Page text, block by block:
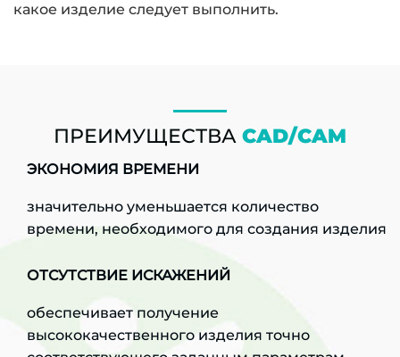
какое изделие следует выполнить.
ПРЕИМУЩЕСТВА CAD/CAM
ЭКОНОМИЯ ВРЕМЕНИ
значительно уменьшается количество
времени, необходимого для создания изделия
ОТСУТСТВИЕ ИСКАЖЕНИЙ
обеспечивает получение
высококачественного изделия точно